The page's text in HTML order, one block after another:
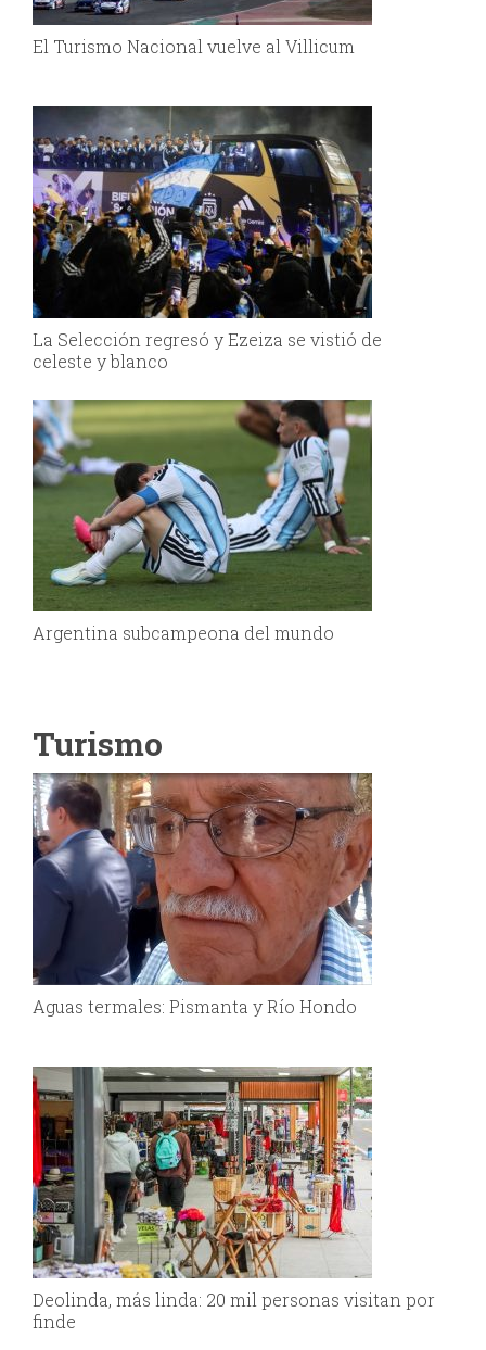
El Turismo Nacional vuelve al Villicum
La Selección regresó y Ezeiza se vistió de
celeste y blanco
Argentina subcampeona del mundo
Turismo
Aguas termales: Pismanta y Río Hondo
Deolinda, más linda: 20 mil personas visitan por
finde